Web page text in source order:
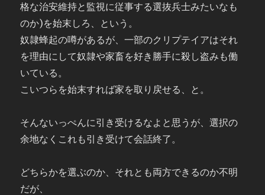
格な治安維持と監視に従事する選抜兵士みたいなも
のか)を始末しろ、という。
奴隷蜂起の噂があるが、一部のクリプテイアはそれ
を理由にして奴隷や家畜を好き勝手に殺し盗みも働
いている。
こいつらを始末すれば家を取り戻せる、と。
そんないっぺんに引き受けるなよと思うが、選択の
余地なくこれも引き受けて会話終了。
どちらかを選ぶのか、それとも両方できるのか不明
だが、